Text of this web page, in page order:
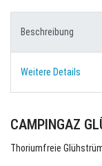
Beschreibung
Weitere Details
CAMPINGAZ
Thoriumfreie